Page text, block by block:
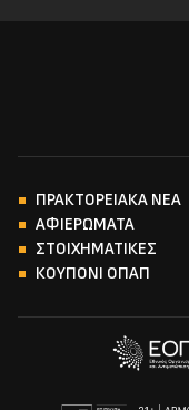
ΠΡΑΚΤΟΡΕΙΑΚΑ ΝΕΑ
ΑΦΙΕΡΩΜΑΤΑ
ΣΤΟΙΧΗΜΑΤΙΚΕΣ
ΚΟΥΠΟΝΙ ΟΠΑΠ